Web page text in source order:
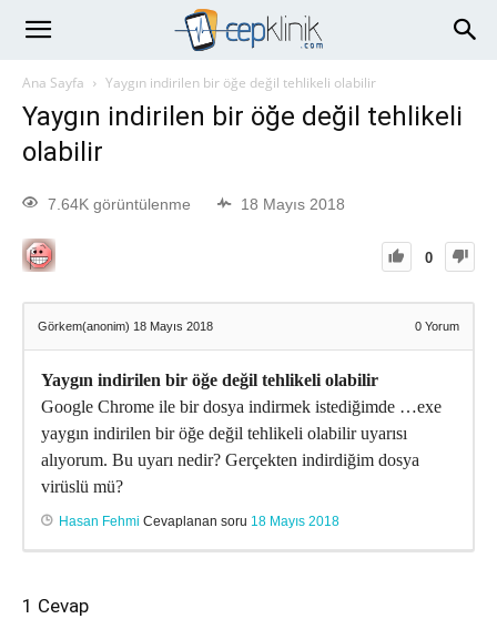
Ana Sayfa Yaygın indirilen bir öğe değil tehlikeli olabilir
Yaygın indirilen bir öğe değil tehlikeli
olabilir
7.64K görüntülenme 18 Mayıs 2018
0
Görkem(anonim) 18 Mayıs 2018 0 Yorum
Yaygın indirilen bir öğe değil tehlikeli olabilir
Google Chrome ile bir dosya indirmek istediğimde …exe
yaygın indirilen bir öğe değil tehlikeli olabilir uyarısı
alıyorum. Bu uyarı nedir? Gerçekten indirdiğim dosya
virüslü mü?
Hasan Fehmi Cevaplanan soru 18 Mayıs 2018
1 Cevap